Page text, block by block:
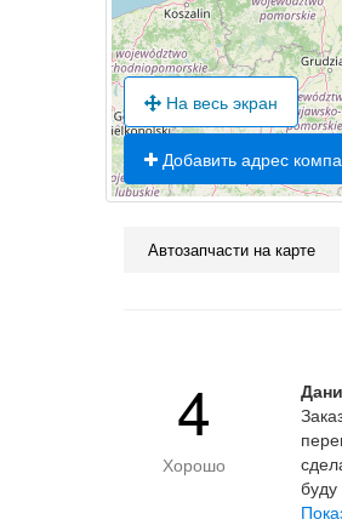
На весь экран
Добавить адрес
Автозапчасти на карте
4
Хорошо